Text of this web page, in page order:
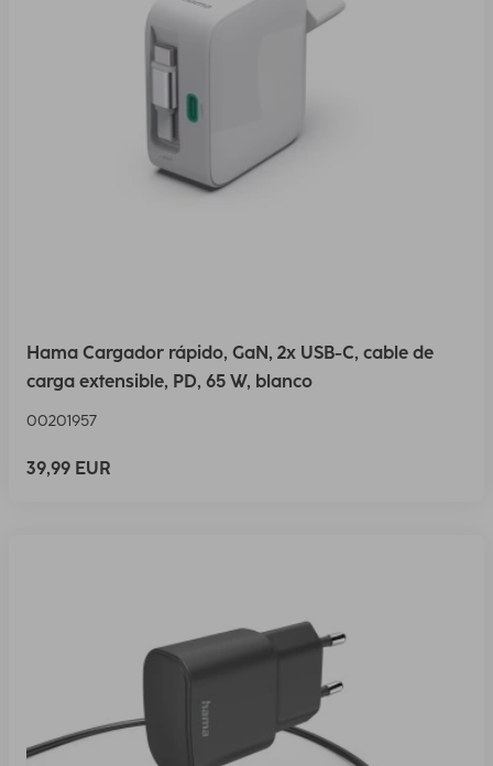
Hama Cargador rápido, GaN, 2x USB-C, cable de
carga extensible, PD, 65 W, blanco
00201957
39,99 EUR